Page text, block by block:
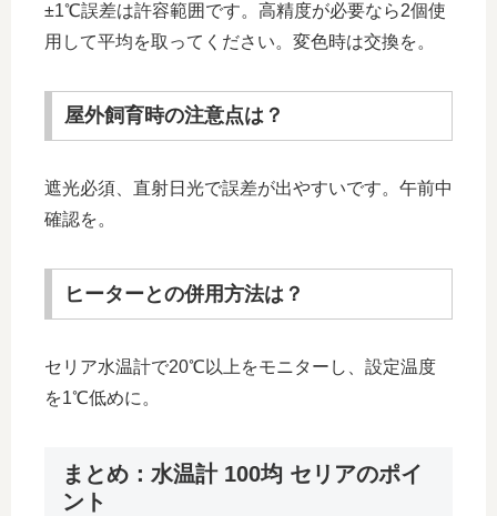
±1℃誤差は許容範囲です。高精度が必要なら2個使
用して平均を取ってください。変色時は交換を。
屋外飼育時の注意点は？
遮光必須、直射日光で誤差が出やすいです。午前中
確認を。
ヒーターとの併用方法は？
セリア水温計で20℃以上をモニターし、設定温度
を1℃低めに。
まとめ：水温計 100均 セリアのポイ
ント